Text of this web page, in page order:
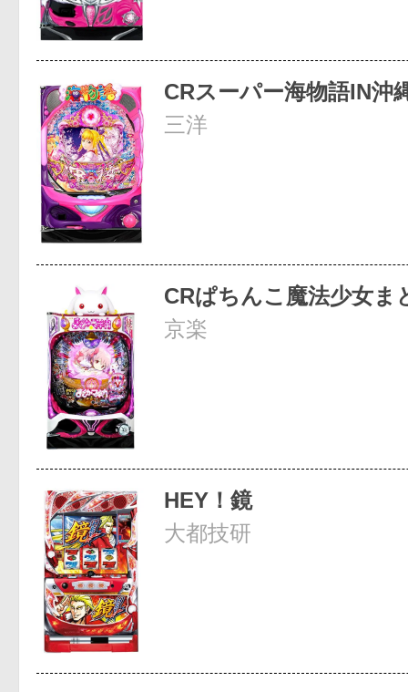
CRスーパー海物語IN
三洋
CRぱちんこ魔法少女
京楽
HEY！鏡
大都技研